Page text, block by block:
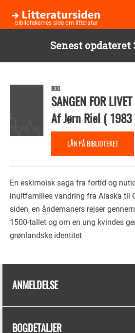
Senest opdateret
hovedindhold
- bibliotekernes side om litteratur
BOG
SANGEN FOR LIVET
AfJørn Riel (1983
LÅN PÅ BIBLIOTEKET
En eskimoisk saga fra fortid og
inuitfamilies vandring fra Alaska til
siden, en åndemaners rejser
1500-tallet og om en ung kvindes
grønlandske identitet
ANMELDELSE
BOGDETALJER